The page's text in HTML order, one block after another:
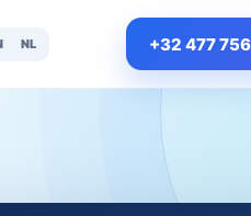
NL +32 477